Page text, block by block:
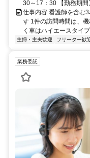
30～17：30 【勤務期間
仕事内容 看護師を含む
す 1件の訪問時間は、
く車はハイエースタイ
主婦・主夫歓迎 フリーター歓
業務委託